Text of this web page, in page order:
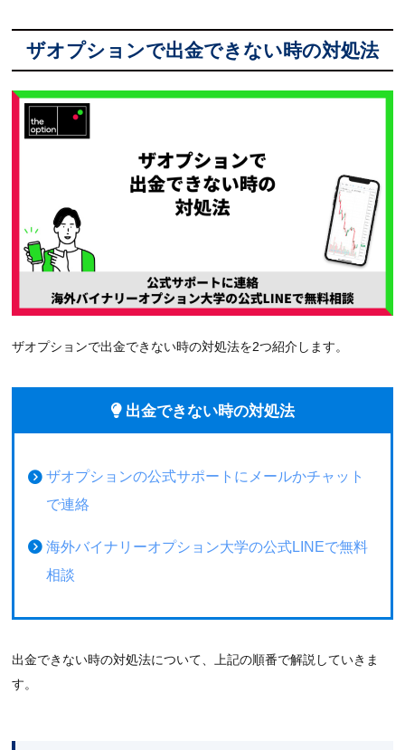
ザオプションで出金できない時の対処法
ザオプションで出金できない時の対処法を2つ紹介します。
出金できない時の対処法
ザオプションの公式サポートにメールかチャット
で連絡
海外バイナリーオプション大学の公式LINEで無料
相談
出金できない時の対処法について、上記の順番で解説していきま
す。